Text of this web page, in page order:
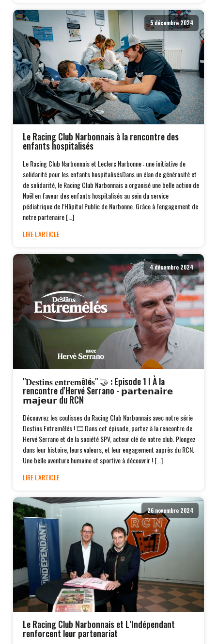
5 décembre 2024
Le Racing Club Narbonnais à la rencontre des
enfants hospitalisés
Le Racing Club Narbonnais et Leclerc Narbonne : une initiative de
solidarité pour les enfants hospitalisésDans un élan de générosité et
de solidarité, le Racing Club Narbonnais a organisé une belle action de
Noël en faveur des enfants hospitalisés au sein du service
pédiatrique de l’Hôpital Public de Narbonne. Grâce à l'engagement de
notre partenaire […]
LIRE L'ARTICLE
4 décembre 2024
"𝐃𝐞𝐬𝐭𝐢𝐧𝐬 𝐞𝐧𝐭𝐫𝐞𝐦ê𝐥é𝐬" 🤝 : Episode 1 I À la
rencontre d'Hervé Serrano - 𝗽𝗮𝗿𝘁𝗲𝗻𝗮𝗶𝗿𝗲
𝗺𝗮𝗷𝗲𝘂𝗿 du RCN
Découvrez les coulisses du Racing Club Narbonnais avec notre série
Destins Entremêlés ! 🎞️ Dans cet épisode, partez à la rencontre de
Hervé Serrano et de la société SPV, acteur clé de notre club. Plongez
dans leur histoire, leurs valeurs, et leur engagement auprès du RCN.
Une belle aventure humaine et sportive à découvrir ! […]
LIRE L'ARTICLE
26 novembre 2024
Le Racing Club Narbonnais et L’Indépendant
renforcent leur partenariat